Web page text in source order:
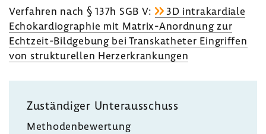
Verfahren nach § 137h SGB V:
3D intra­kar­diale
Echo­kar­dio­gra­phie mit Matrix-​Anordnung zur
Echtzeit-​Bildgebung bei Trans­ka­theter Eingriffen
von struk­tu­rellen Herz­er­kran­kungen
Zustän­diger Unter­aus­schuss
Metho­den­be­wer­tung